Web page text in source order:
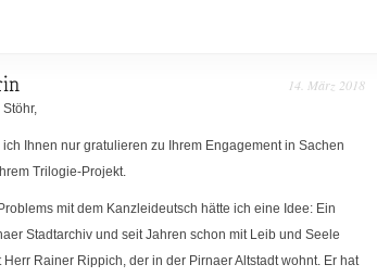
14. März 2018
Ihnen nur gratulieren zu Ihrem Engagement in Sachen
Trilogie-Projekt.
mit dem Kanzleideutsch hätte ich eine Idee: Ein
Stadtarchiv und seit Jahren schon mit Leib und Seele
Herr Rainer Rippich, der in der Pirnaer Altstadt wohnt. Er hat